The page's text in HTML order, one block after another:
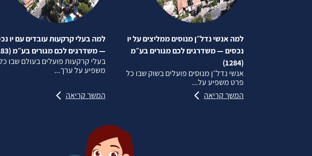
למה אנשי נדל״ן מנוסים ממליצים על יו
נכסים — משדרגים לכם מגורים בע״מ
(1284)
אנשי נדל״ן מנוסים פועלים בשוק שבו כל
פרט משפיע על...
המשך קריאה
למה בעלי קרקעות עובדים עם יו
— משדרגים לכם מגורים בע״מ (1283)
בעלי קרקעות פועלים בעולם שבו
משפיע על ערך...
המשך קריאה